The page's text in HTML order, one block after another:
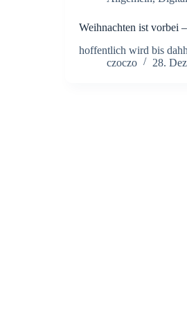
Weihnachten ist vorbei
hoffentlich wird bis
czoczo
28.